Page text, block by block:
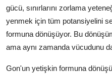
gücü, sınırlarını zorlama
yenmek için tüm potansiyelini
formuna dönüşüyor. Bu
ama aynı zamanda vücudunu
Gon'un yetişkin formuna